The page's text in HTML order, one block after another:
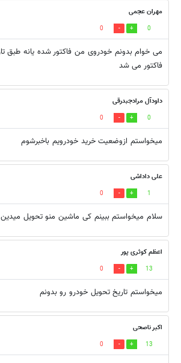
مهران عجمی
0
0
فاکتور می شد
داودآل مرادجبدرقی
0
0
میخواستم ازوضعیت خرید خودرویم باخبرشوم
علی داداشی
1
0
سلام میخواستم ببینم کی ماشین منو تحویل میدین
اعظم کوثری پور
13
0
میخواستم تاریخ تحویل خودرو رو بدونم
اکبر ناصحی
13
0